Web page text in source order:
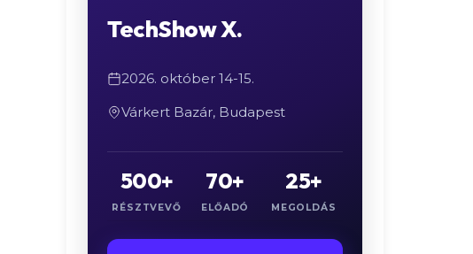
TechShow X.
2026. október 14-15.
Várkert Bazár, Budapest
500+
RÉSZTVEVŐ
70+
ELŐADÓ
25+
MEGOLDÁS